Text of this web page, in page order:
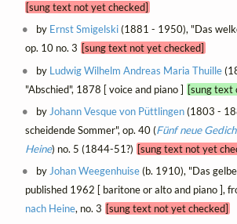
[sung text not yet checked]
by Ernst Smigelski(1881 - 1950), "Das
op. 10 no. 3 [sung text not yet checked]
by Ludwig Wilhelm Andreas Maria Thuille
"Abschied", 1878 [ voice and piano ] [sung text
by Johann Vesque von Püttlingen(1803 -
scheidende Sommer", op. 40 (Fünf neue
Heine) no. 5 (1844-51?) [sung text not yet
by Johan Weegenhuise(b. 1910), "Das
published 1962 [ baritone or alto and piano ],
nach Heine, no. 3 [sung text not yet checked]